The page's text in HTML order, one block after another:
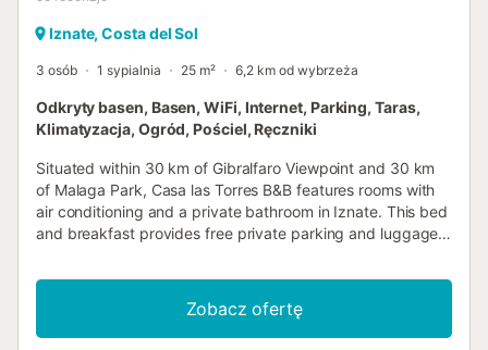
Iznate, Costa del Sol
3 osób 1 sypialnia 25 m² 6,2 km od wybrzeża
Odkryty basen, Basen, WiFi, Internet, Parking, Taras,
Klimatyzacja, Ogród, Pościel, Ręczniki
Situated within 30 km of Gibralfaro Viewpoint and 30 km
of Malaga Park, Casa las Torres B&B features rooms with
air conditioning and a private bathroom in Iznate. This bed
and breakfast provides free private parking and luggage
Zobacz ofertę